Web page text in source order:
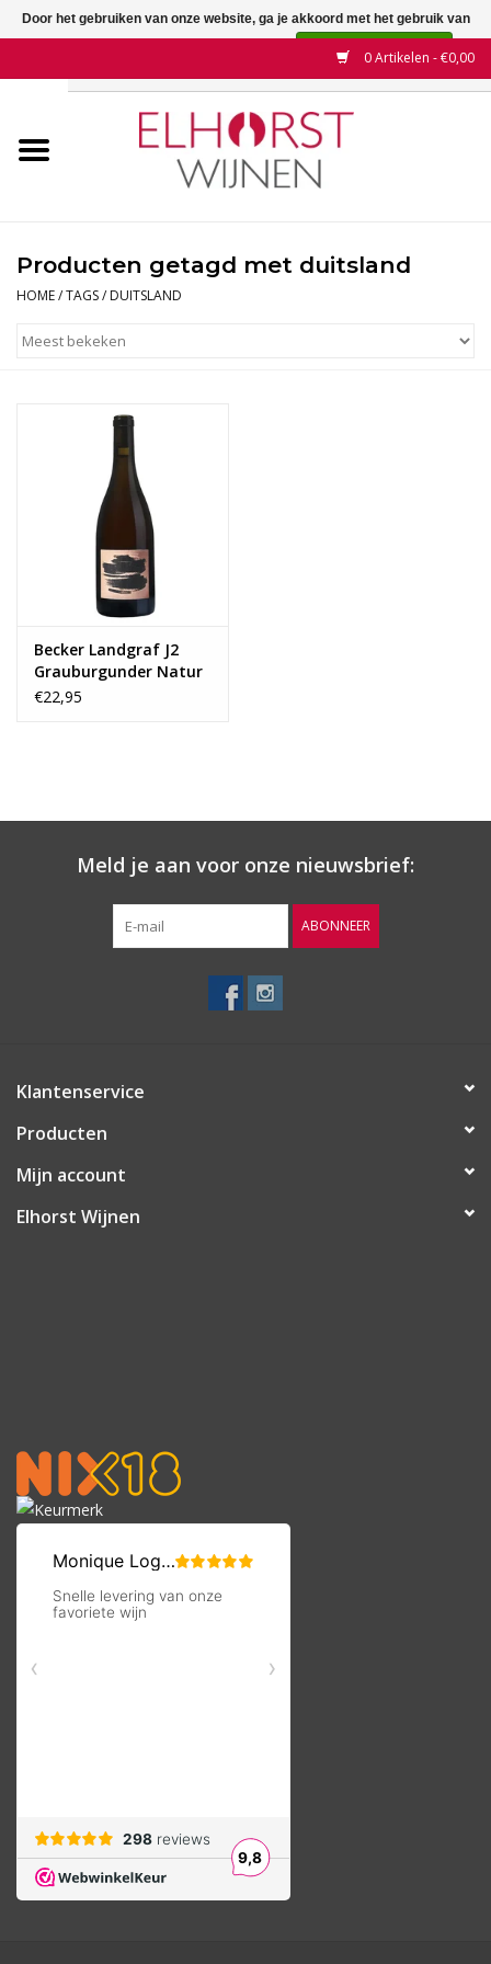
0 Artikelen - €0,00
Wijnen
Wijnhuizen
Druif
Wijnaanbiedingen
Wijnberichten
Producten getagd met duitsland
HOME/TAGS/ DUITSLAND
Becker Landgraf J2
Grauburgunder Natur
2022
€22,95
Meld je aan voor onze nieuwsbrief:
ABONNEER
Klantenservice
Producten
Mijn account
Elhorst Wijnen
Door het gebruiken van onze website, ga je akkoord met het gebruik van